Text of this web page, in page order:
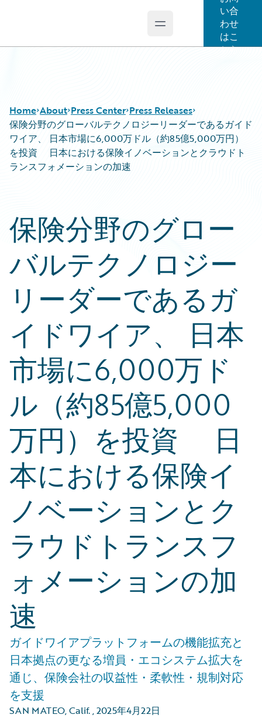
Open main menu
い合
わせ
はこ
ちら
Home About Press Center Press Releases
保険分野のグローバルテクノロジーリーダーであるガイド
ワイア、 日本市場に6,000万ドル（約85億5,000万円）
を投資 日本における保険イノベーションとクラウドト
ランスフォメーションの加速
保険分野のグロー
バルテクノロジー
リーダーであるガ
イドワイア、 日本
市場に6,000万ド
ル（約85億5,000
万円）を投資 日
本における保険イ
ノベーションとク
ラウドトランスフ
ォメーションの加
速
ガイドワイアプラットフォームの機能拡充と
日本拠点の更なる増員・エコシステム拡大を
通じ、保険会社の収益性・柔軟性・規制対応
を支援
SAN MATEO, Calif.,2025年4月22日